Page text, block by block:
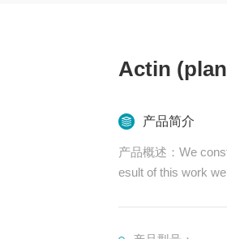
Actin
产品简介
产品概述：We
esult of this work